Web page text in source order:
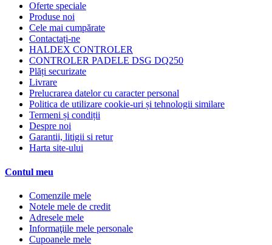
Oferte speciale
Produse noi
Cele mai cumpărate
Contactați-ne
HALDEX CONTROLER
CONTROLER PADELE DSG DQ250
Plăți securizate
Livrare
Prelucrarea datelor cu caracter personal
Politica de utilizare cookie-uri și tehnologii similare
Termeni și condiții
Despre noi
Garantii, litigii si retur
Harta site-ului
Contul meu
Comenzile mele
Notele mele de credit
Adresele mele
Informaţiile mele personale
Cupoanele mele